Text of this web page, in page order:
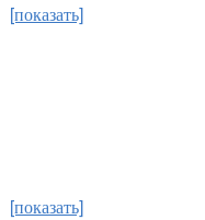
[показать]
[показать]